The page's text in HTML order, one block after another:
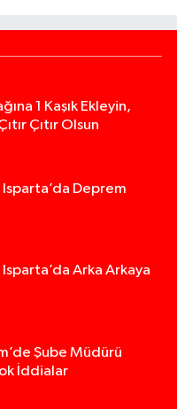
1 Kaşık Ekleyin,
Çıtır Olsun
Isparta’da Deprem
Isparta’da Arka Arkaya
Şube Müdürü
İddialar